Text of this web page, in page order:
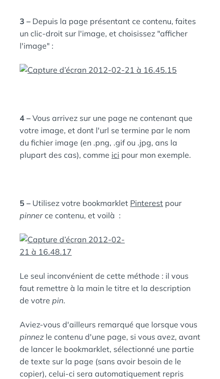
3 – Depuis la page présentant ce contenu, faites
un clic-droit sur l'image, et choisissez "afficher
l'image" :
4 – Vous arrivez sur une page ne contenant que
votre image, et dont l'url se termine par le nom
du fichier image (en .png, .gif ou .jpg, ans la
plupart des cas), comme ici pour mon exemple.
5 – Utilisez votre bookmarklet Pinterest pour
pinnerce contenu, et voilà :
Le seul inconvénient de cette méthode : il vous
faut remettre à la main le titre et la description
de votre pin.
Aviez-vous d'ailleurs remarqué que lorsque vous
pinnez le contenu d'une page, si vous avez, avant
de lancer le bookmarklet, sélectionné une partie
de texte sur la page (sans avoir besoin de le
copier), celui-ci sera automatiquement repris